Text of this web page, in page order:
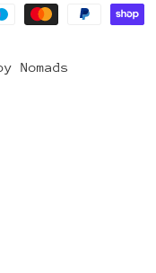
Nomads